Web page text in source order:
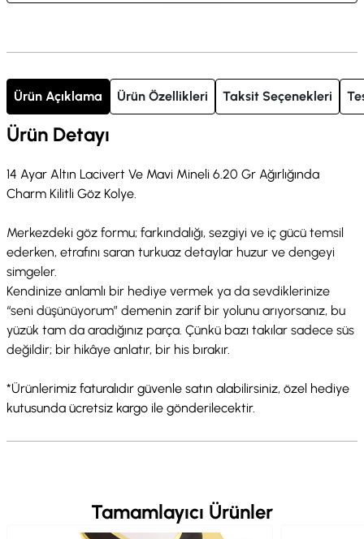
Ürün Açıklama Ürün Özellikleri Taksit Seçenekleri
Ürün Detayı
14 Ayar Altın Lacivert Ve Mavi Mineli 6.20 Gr Ağırlığında
Charm Kilitli Göz Kolye.
Merkezdeki göz formu; farkındalığı, sezgiyi ve iç gücü temsil
ederken, etrafını saran turkuaz detaylar huzur ve dengeyi
simgeler.
Kendinize anlamlı bir hediye vermek ya da sevdiklerinize
“seni düşünüyorum” demenin zarif bir yolunu arıyorsanız, bu
yüzük tam da aradığınız parça. Çünkü bazı takılar sadece süs
değildir; bir hikâye anlatır, bir his bırakır.
*Ürünlerimiz faturalıdır güvenle satın alabilirsiniz, özel hediye
kutusunda ücretsiz kargo ile gönderilecektir.
Tamamlayıcı Ürünler